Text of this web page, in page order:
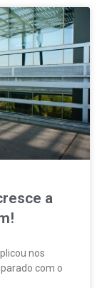
a
nos
com o